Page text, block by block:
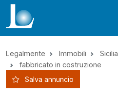
Legalmente Immobili Sicilia
fabbricato in costruzione
Salva annuncio